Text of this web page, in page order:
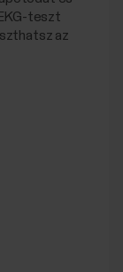
teszt
az